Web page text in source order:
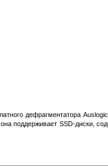
дефрагментатора
поддерживает SSD-диски,